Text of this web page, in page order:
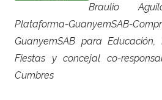
Braulio
Plataforma-GuanyemSAB-
GuanyemSAB para
Fiestas y concejal co-
Cumbres